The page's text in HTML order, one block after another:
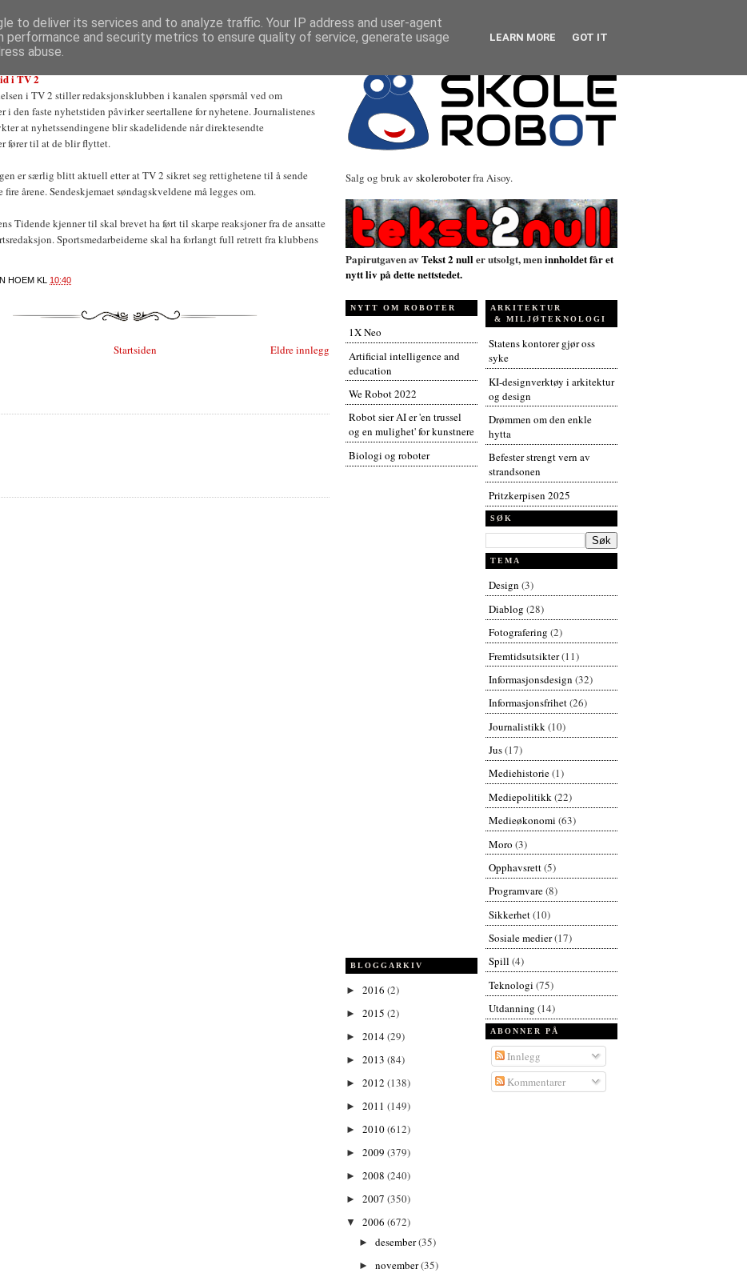
i TV 2
i TV 2 stiller redaksjonsklubben i kanalen spørsmål ved om
i den faste nyhetstiden påvirker seertallene for nyhetene. Journalistenes
at nyhetssendingene blir skadelidende når direktesendte
fører til at de blir flyttet.
er særlig blitt aktuell etter at TV 2 sikret seg rettighetene til å sende
fire årene. Sendeskjemaet søndagskveldene må legges om.
Tidende kjenner til skal brevet ha ført til skarpe reaksjoner fra de ansatte
Sportsmedarbeiderne skal ha forlangt full retrett fra klubbens
HOEM KL 10:40
Eldre innlegg
Startsiden
Salg og bruk av skoleroboterfra Aisoy.
Papirutgaven av Tekst 2 null er utsolgt, meninnholdet får et
nytt liv på dette nettstedet.
NYTT OM ROBOTER
1X Neo
Artificial intelligence and
education
We Robot 2022
Robot sier AI er 'en trussel
og en mulighet' for kunstnere
Biologi og roboter
BLOGGARKIV
► 2016 (2)
► 2015 (2)
► 2014(29)
► 2013 (84)
► 2012 (138)
► 2011 (149)
► 2010(612)
► 2009 (379)
► 2008 (240)
► 2007 (350)
▼ 2006 (672)
► desember(35)
► november(35)
ARKITEKTUR
& MILJØTEKNOLOGI
Statens kontorer gjør oss
syke
KI-designverktøy i arkitektur
og design
Drømmen om den enkle
hytta
Befester strengt vern av
strandsonen
Pritzkerpisen 2025
SØK
TEMA
Design (3)
Diablog (28)
Fotografering (2)
Fremtidsutsikter(11)
Informasjonsdesign (32)
Informasjonsfrihet(26)
Journalistikk(10)
Jus(17)
Mediehistorie(1)
Mediepolitikk(22)
Medieøkonomi (63)
Moro (3)
Opphavsrett(5)
Programvare(8)
Sikkerhet(10)
Sosiale medier(17)
Spill (4)
Teknologi (75)
Utdanning (14)
ABONNER PÅ
Innlegg
Kommentarer
to deliver its services and to analyze traffic. Your IP address and user-agent
performance and security metrics to ensure quality of service, generate usage
abuse.
LEARN MORE GOT IT